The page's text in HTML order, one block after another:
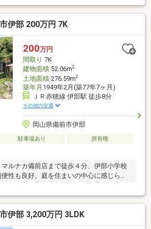
伊部 200万円 7K
200万円
間取り 7K
建物面積52.06m2
土地面積276.59m2
築年月 1949年2月(築77年7ヶ月)
ＪＲ赤穂線 伊部駅 徒歩8分
その他の交通
岡山県備前市伊部
駐車場あり
所有権
ルナカ備前店まで徒歩４分、伊部小学校
性も良好。庭を住まいの中心に感じられ
移ろいを身近に感じながらゆったりとし
８３坪の敷地は、ガーデニングや家庭菜
べるスペースなど、多彩な使い方が可能
をつくりたい方や、古民家の趣を活かし
伊部 3,200万円 3LDK